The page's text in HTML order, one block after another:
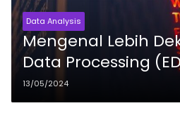
Data Analysis
Mengenal Lebih
Data Processing
Perusahaan
13/05/2024